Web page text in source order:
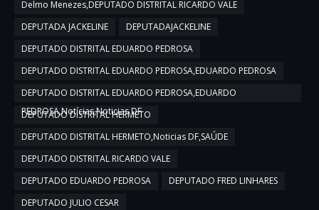
Delmo Menezes,DEPUTADO DISTRITAL RICARDO VALE
DEPUTADA JACKELINE
DEPUTADAJACKELINE
DEPUTADO DISTRITAL EDUARDO PEDROSA
DEPUTADO DISTRITAL EDUARDO PEDROSA,EDUARDO PEDROSA
DEPUTADO DISTRITAL EDUARDO PEDROSA,EDUARDO
PEDROSA,Notícias,Noticias DF
DEPUTADO DISTRITAL HERMETO
DEPUTADO DISTRITAL HERMETO,Noticias DF,SAÚDE
DEPUTADO DISTRITAL RICARDO VALE
DEPUTADO EDUARDO PEDROSA
DEPUTADO FRED LINHARES
DEPUTADO JULIO CESAR